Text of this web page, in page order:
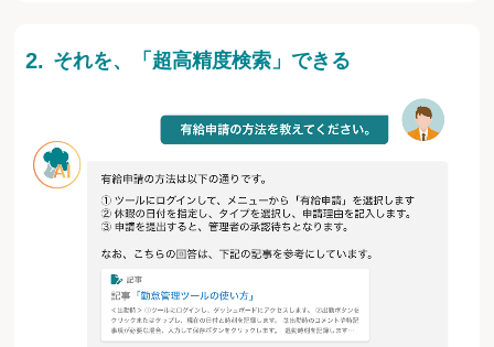
それを、「超高精度検索」できる